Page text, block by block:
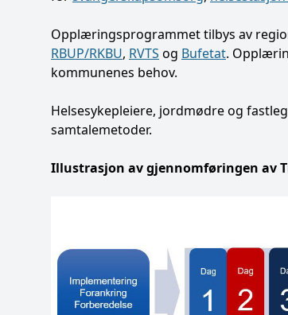
Opplæringsprogrammet tilbys av
RBUP/RKBU, RVTS og Bufetat.
kommunenes behov.
Helsesykepleiere, jordmødre og
samtalemetoder.
Illustrasjon av gjennomføringen av